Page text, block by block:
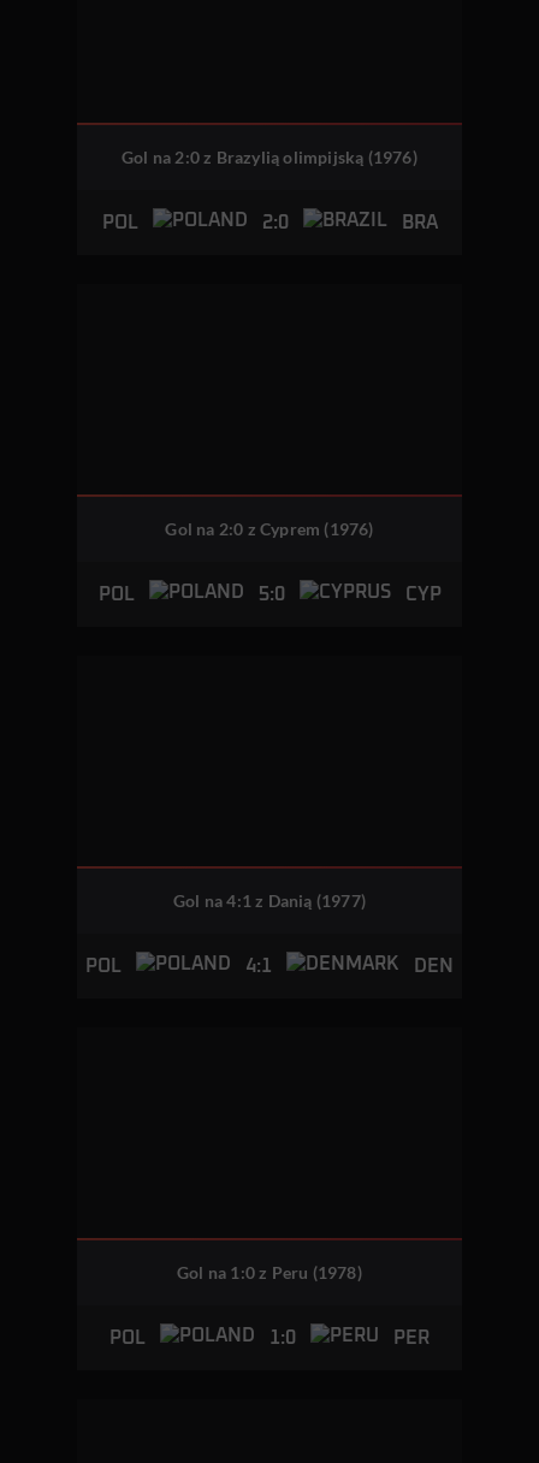
Gol na 2:0 z Brazylią olimpijską (1976)
POL 2:0 BRA
Gol na 2:0 z Cyprem (1976)
POL 5:0 CYP
Gol na 4:1 z Danią (1977)
POL 4:1 DEN
Gol na 1:0 z Peru (1978)
POL 1:0 PER